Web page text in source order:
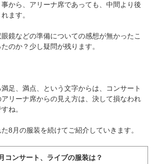
から、アリーナ席であっても、中間より後
ます。
鏡などの準備についての感想が無かったこ
のか？少し疑問が残ります。
足、満点、という文字からは、コンサート
リーナ席からの見え方は、決して損なわれ
ね。
8月の服装を続けてご紹介していきます。
コンサート、ライブの服装は？